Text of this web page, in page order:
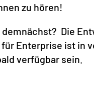
zu hören!
demnächst? Die
für Enterprise ist in
verfügbar sein.